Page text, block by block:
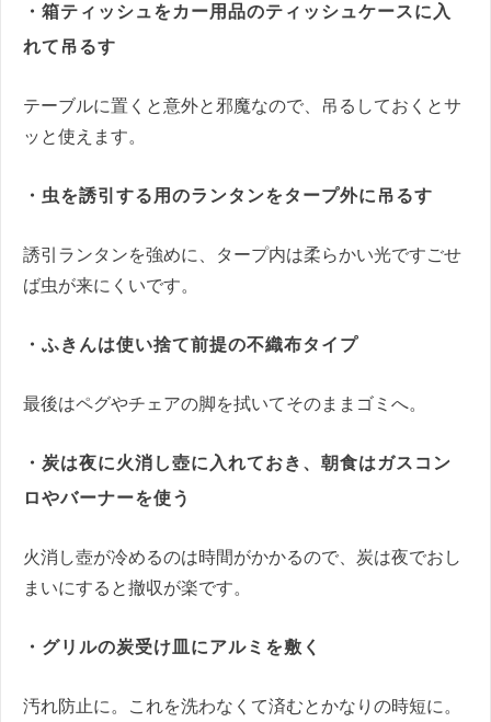
・箱ティッシュをカー用品のティッシュケースに入
れて吊るす
テーブルに置くと意外と邪魔なので、吊るしておくとサ
ッと使えます。
・虫を誘引する用のランタンをタープ外に吊るす
誘引ランタンを強めに、タープ内は柔らかい光ですごせ
ば虫が来にくいです。
・ふきんは使い捨て前提の不織布タイプ
最後はペグやチェアの脚を拭いてそのままゴミへ。
・炭は夜に火消し壺に入れておき、朝食はガスコン
ロやバーナーを使う
火消し壺が冷めるのは時間がかかるので、炭は夜でおし
まいにすると撤収が楽です。
・グリルの炭受け皿にアルミを敷く
汚れ防止に。これを洗わなくて済むとかなりの時短に。